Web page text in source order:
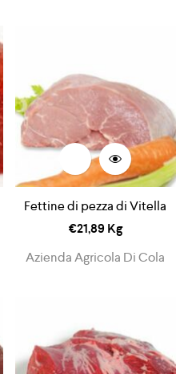
Fettine di pezza di Vitella
€21,89 Kg
Azienda Agricola Di Cola